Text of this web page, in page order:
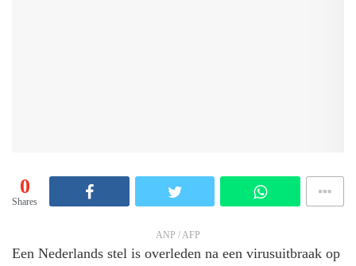
0
Shares
ANP / AFP
Een Nederlands stel is overleden na een virusuitbraak op